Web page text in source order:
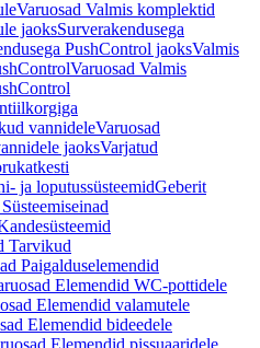
Varuosad Valmis komplektid
jaoksSurverakendusega
PushControl jaoksValmis
Varuosad Valmis
vannideleVaruosad
jaoksVarjatud
ja loputussüsteemidGeberit
Tarvikud
Paigalduselemendid
Elemendid WC-pottidele
Elemendid valamutele
Elemendid bideedele
Elemendid pissuaaridele